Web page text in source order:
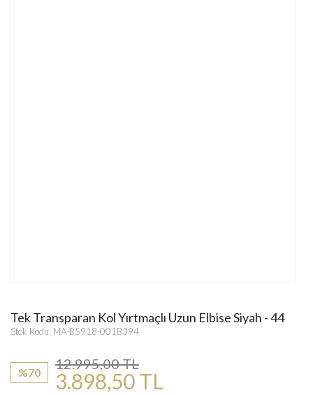
Tek Transparan Kol Yırtmaçlı Uzun Elbise Siyah - 44
Stok Kodu: MA-B5918-001B394
%70
12.995,00 TL
3.898,50 TL